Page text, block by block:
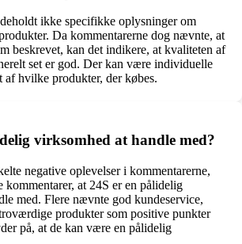
ikke specifikke oplysninger om
Da kommentarerne dog nævnte, at
beskrevet, kan det indikere, at kvaliteten af
set er god. Der kan være individuelle
hvilke produkter, der købes.
virksomhed at handle med?
negative oplevelser i kommentarerne,
kommentarer, at 24S er en pålidelig
med. Flere nævnte god kundeservice,
produkter som positive punkter
på, at de kan være en pålidelig